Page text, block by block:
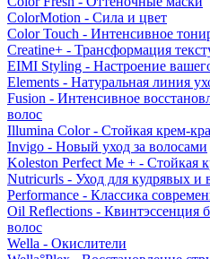
ColorMotion - Сила и цвет
Color Touch - Интенсивное
Creatine+ - Трансформация
EIMI Styling - Настроение
Elements - Натуральная линия
Fusion - Интенсивное
волос
Illumina Color - Стойкая крем-
Invigo - Новый уход за волосами
Koleston Perfect Me + - Стойкая
Nutricurls - Уход для кудрявых и
Performance - Классика
Oil Reflections - Квинтэссенция
волос
Wella - Окислители